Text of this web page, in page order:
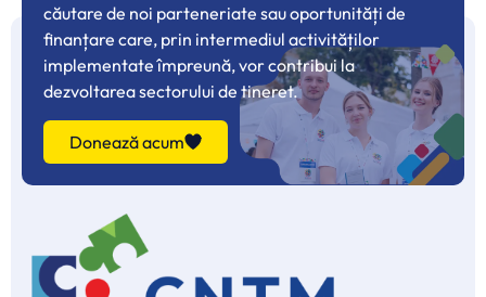
căutare de noi parteneriate sau oportunități de
finanțare care, prin intermediul activităților
implementate împreună, vor contribui la
dezvoltarea sectorului de tineret.
Donează acum